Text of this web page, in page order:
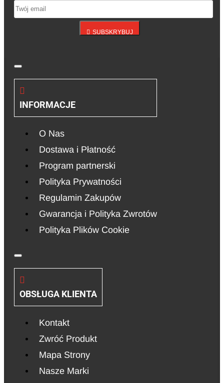
SUBSKRYBUJ
INFORMACJE
O Nas
Dostawa i Płatność
Program partnerski
Polityka Prywatności
Regulamin Zakupów
Gwarancja i Polityka Zwrotów
Polityka Plików Cookie
OBSŁUGA KLIENTA
Kontakt
Zwróć Produkt
Mapa Strony
Nasze Marki